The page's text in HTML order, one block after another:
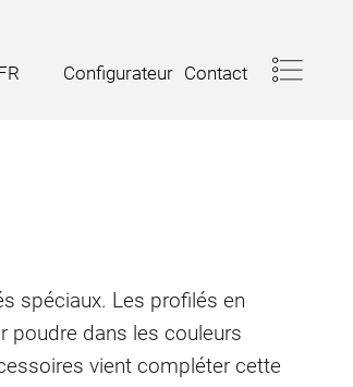
Configurateur Contact
spéciaux. Les profilés en
poudre dans les couleurs
vient compléter cette